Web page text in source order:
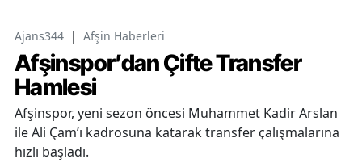
Ajans344 | Afşin Haberleri
Afşinspor’dan Çifte Transfer
Hamlesi
Afşinspor, yeni sezon öncesi Muhammet Kadir Arslan
ile Ali Çam’ı kadrosuna katarak transfer çalışmalarına
hızlı başladı.